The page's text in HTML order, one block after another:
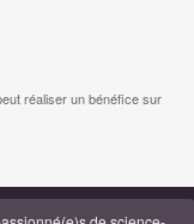
réaliser un bénéfice sur